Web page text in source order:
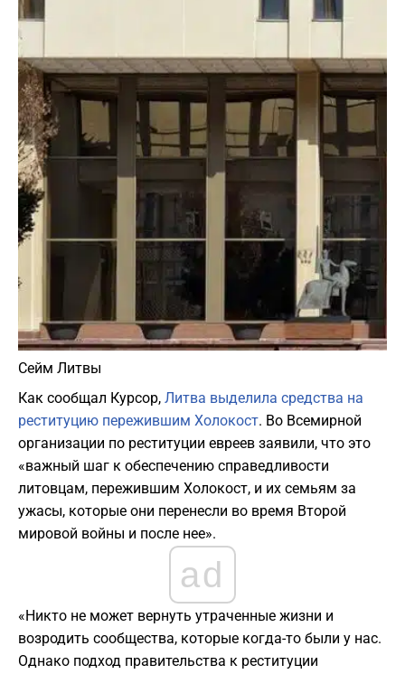
Сейм Литвы
Как сообщал Курсор, Литва выделила средства на
реституцию пережившим Холокост. Во Всемирной
организации по реституции евреев заявили, что это
«важный шаг к обеспечению справедливости
литовцам, пережившим Холокост, и их семьям за
ужасы, которые они перенесли во время Второй
мировой войны и после нее».
ad
«Никто не может вернуть утраченные жизни и
возродить сообщества, которые когда-то были у нас.
Однако подход правительства к реституции